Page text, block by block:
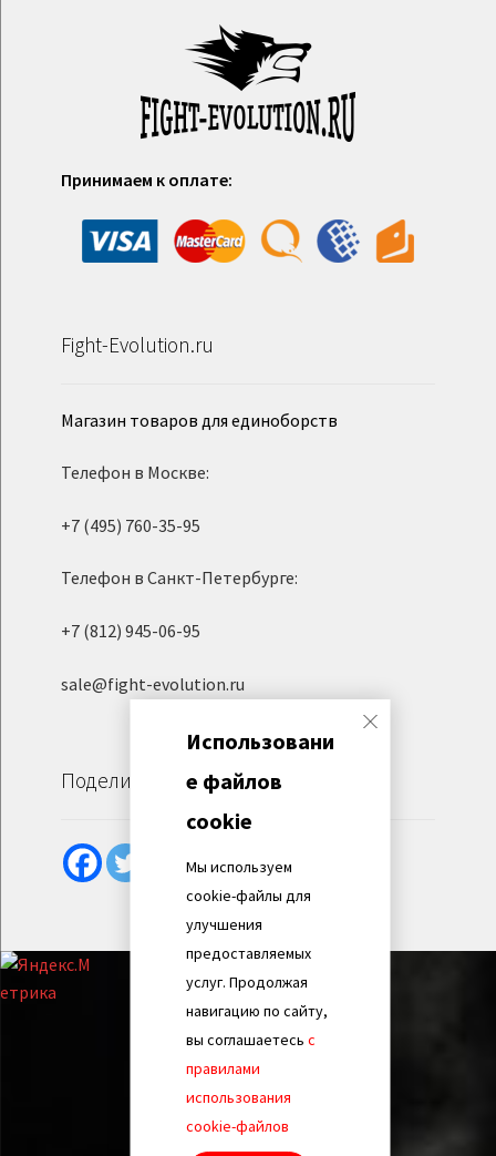
Принимаем к оплате:
Fight-Evolution.ru
Магазин товаров для единоборств
Телефон в Москве:
+7 (495) 760-35-95
Телефон в Санкт-Петербурге:
+7 (812) 945-06-95
sale@fight-evolution.ru
Поделиться
Использовани
е файлов
cookie
Мы используем
cookie-файлы для
улучшения
предоставляемых
услуг. Продолжая
навигацию по сайту,
вы соглашаетесь с
правилами
использования
cookie-файлов